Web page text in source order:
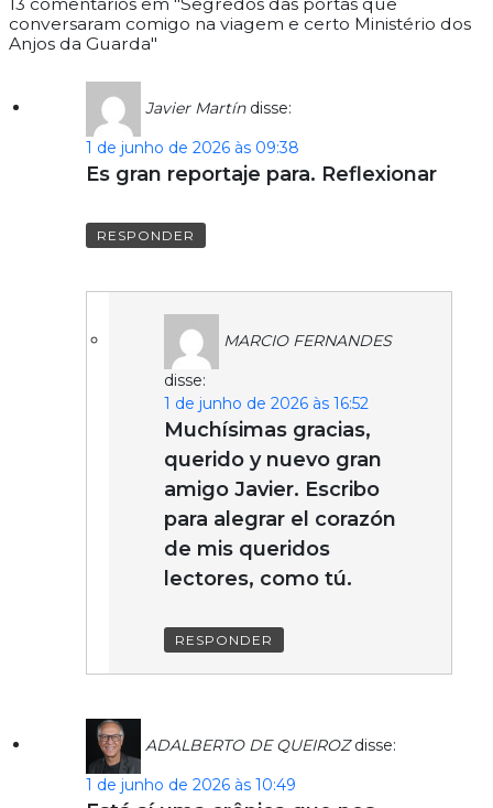
conversaram comigo na viagem e certo Ministério dos
Anjos da Guarda"
Javier Martín disse:
1 de junho de 2026 às 09:38
Es gran reportaje para. Reflexionar
RESPONDER
MARCIO FERNANDES
disse:
1 de junho de 2026 às 16:52
Muchísimas gracias,
querido y nuevo gran
amigo Javier. Escribo
para alegrar el corazón
de mis queridos
lectores, como tú.
RESPONDER
ADALBERTO DE QUEIROZ disse:
1 de junho de 2026 às 10:49